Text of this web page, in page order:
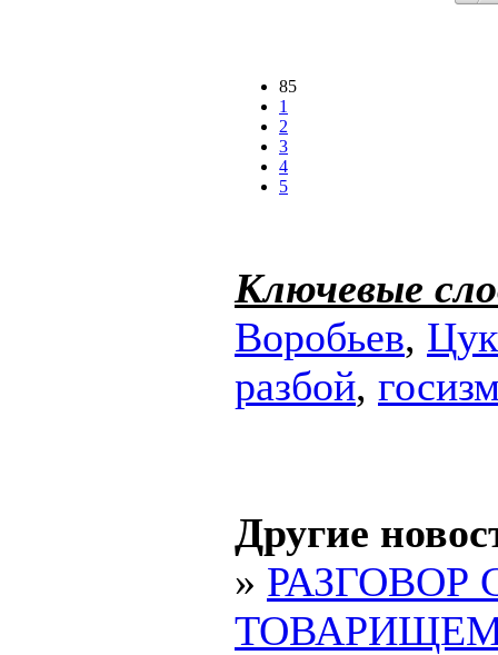
85
1
2
3
4
5
Ключевые
Воробьев,
разбой,
Другие
» РАЗГОВОР